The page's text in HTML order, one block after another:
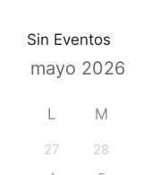
Sin Eventos
L M
27 28